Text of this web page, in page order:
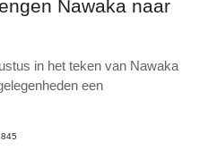
Nawaka naar
in het teken van Nawaka
een
845